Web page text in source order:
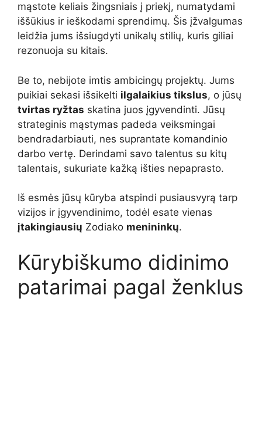
mąstote keliais žingsniais į priekį, numatydami
iššūkius ir ieškodami sprendimų. Šis įžvalgumas
leidžia jums išsiugdyti unikalų stilių, kuris giliai
rezonuoja su kitais.
Be to, nebijote imtis ambicingų projektų. Jums
puikiai sekasi išsikelti ilgalaikius tikslus, o jūsų
tvirtas ryžtas skatina juos įgyvendinti. Jūsų
strateginis mąstymas padeda veiksmingai
bendradarbiauti, nes suprantate komandinio
darbo vertę. Derindami savo talentus su kitų
talentais, sukuriate kažką išties nepaprasto.
Iš esmės jūsų kūryba atspindi pusiausvyrą tarp
vizijos ir įgyvendinimo, todėl esate vienas
įtakingiausių Zodiako menininkų.
Kūrybiškumo didinimo
patarimai pagal ženklus